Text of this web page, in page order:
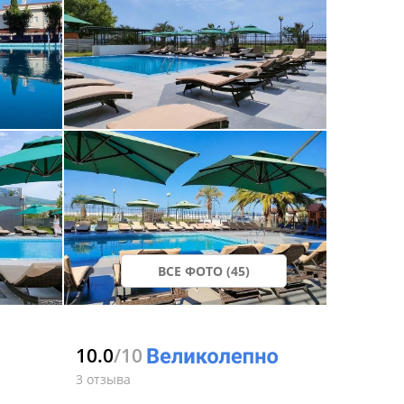
ВСЕ ФОТО (45)
10.0/10
3 отзыва